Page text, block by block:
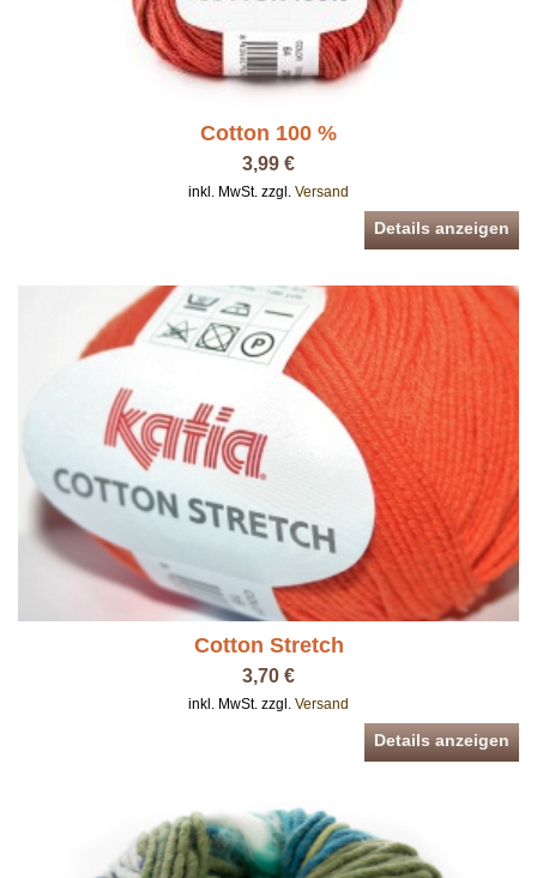
Cotton 100 %
3,99 €
inkl. MwSt. zzgl. Versand
Details anzeigen
Cotton Stretch
3,70 €
inkl. MwSt. zzgl. Versand
Details anzeigen